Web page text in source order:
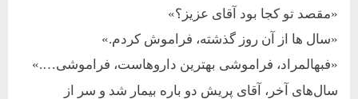
«مقصد تو کجا بود آقای عزیز؟»
«سال ها از آن روز گذشته، فراموش کردم.»
«فبهالمراد، فراموشی بهترین داروهاست، فراموشی….»
سال‌های آخر، آقای پریش دو باره بیمار شد و سر از